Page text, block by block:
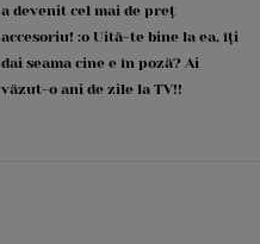
a devenit cel mai de preț
accesoriu! :o Uită-te bine la ea, îți
dai seama cine e în poză? Ai
văzut-o ani de zile la TV!!